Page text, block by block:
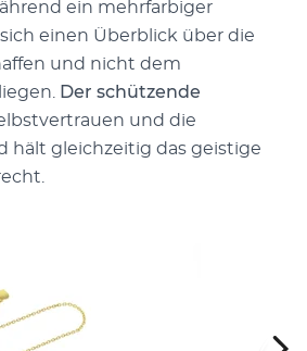
ein mehrfarbiger
einen Überblick über die
und nicht dem
Der schützende
und die
hält gleichzeitig das geistige